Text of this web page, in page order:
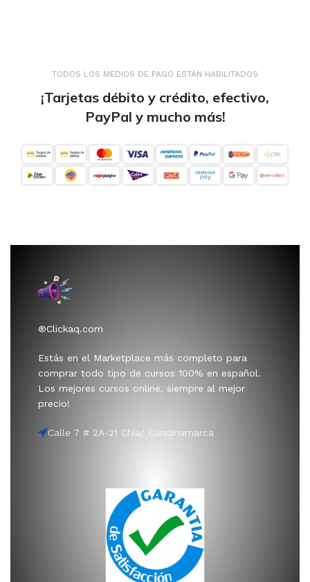
TODOS LOS MEDIOS DE PAGO ESTÁN HABILITADOS
¡Tarjetas débito y crédito, efectivo,
PayPal y mucho más!
®Clickaq.com
Estás en el Marketplace más completo para
comprar todo tipo de cursos 100% en español.
Los mejores cursos online, siempre al mejor
precio!
Calle 7 # 2A-21 Chía/ Cundinamarca